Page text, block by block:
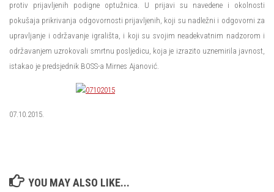
protiv prijavljenih podigne optužnica. U prijavi su navedene i okolnosti
pokušaja prikrivanja odgovornosti prijavljenih, koji su nadležni i odgovorni za
upravljanje i održavanje igrališta, i koji su svojim neadekvatnim nadzorom i
održavanjem uzrokovali smrtnu posljedicu, koja je izrazito uznemirila javnost,
istakao je predsjednik BOSS-a Mirnes Ajanović.
07.10.2015.
YOU MAY ALSO LIKE...